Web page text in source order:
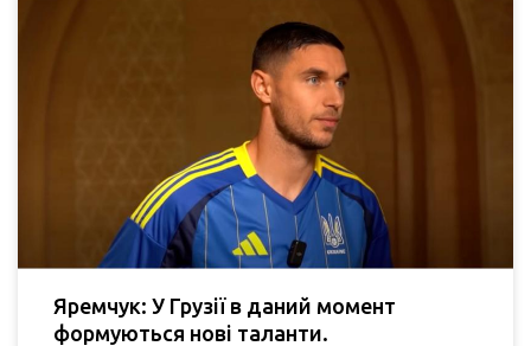
Яремчук: У Грузії в даний момент
формуються нові таланти.